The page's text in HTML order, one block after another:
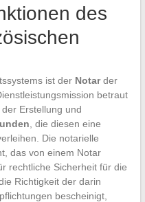
des
ist der Notarder
betraut
Erstellung und
, die diesen eine
Die notarielle
das von einem Notar
rechtliche Sicherheit für die
Richtigkeit der darin
bescheinigt,